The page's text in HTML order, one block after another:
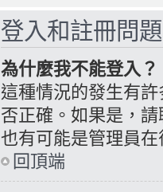
登入和註冊問題
為什麼我不能登入？
這種情況的發生有
否正確。如果是，
也有可能是管理員
回頂端